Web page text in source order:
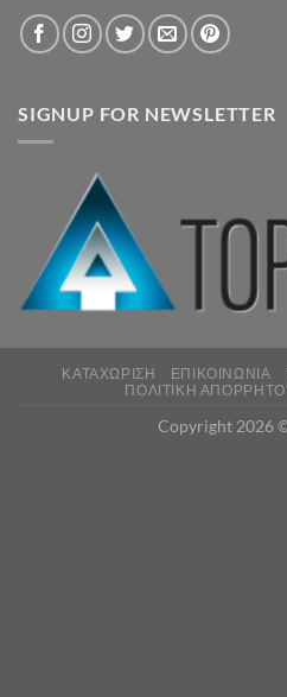
SIGNUP FOR NEWSLETTER
ΚΑΤΑΧΏΡΙΣΗ ΕΠΙΚΟΙΝΩΝΊΑ
ΠΟΛΙΤΙΚΉ
Copyright 2026